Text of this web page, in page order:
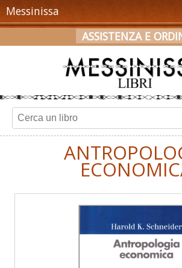
ASSISTENZA E
ACCEDI REGISTRATI
Messinissa